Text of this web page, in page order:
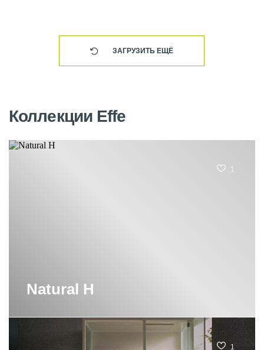
ЗАГРУЗИТЬ ЕЩЁ
Коллекции Effe
1
Natural H
1